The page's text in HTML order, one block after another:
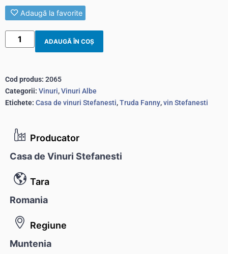
Producator
Casa de Vinuri Stefanesti
Tara
Romania
Regiune
Muntenia
Adaugă la favorite
ADAUGĂ ÎN COȘ
Cod produs: 2065
Categorii: Vinuri,Vinuri Albe
Etichete: Casa de vinuri Stefanesti,Truda Fanny,vin Stefanesti